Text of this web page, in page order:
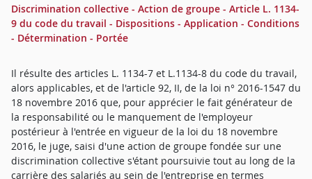
Discrimination collective - Action de groupe - Article L. 1134-
9 du code du travail - Dispositions - Application - Conditions
- Détermination - Portée
Il résulte des articles L. 1134-7 et L.1134-8 du code du travail,
alors applicables, et de l'article 92, II, de la loi n° 2016-1547 du
18 novembre 2016 que, pour apprécier le fait générateur de
la responsabilité ou le manquement de l'employeur
postérieur à l'entrée en vigueur de la loi du 18 novembre
2016, le juge, saisi d'une action de groupe fondée sur une
discrimination collective s'étant poursuivie tout au long de la
carrière des salariés au sein de l'entreprise en termes